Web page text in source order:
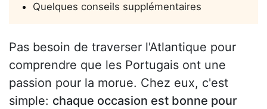
Quelques conseils supplémentaires
Pas besoin de traverser l'Atlantique pour
comprendre que les Portugais ont une
passion pour la morue. Chez eux, c'est
simple: chaque occasion est bonne pour